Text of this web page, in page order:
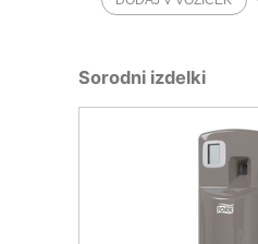
Sorodni izdelki